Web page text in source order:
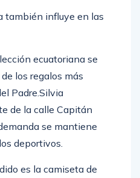
también influye en las
ecuatoriana se
los regalos más
Padre.Silvia
de la calle Capitán
se mantiene
deportivos.
es la camiseta de